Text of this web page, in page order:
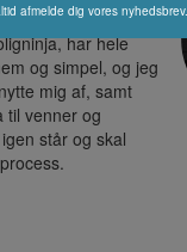
hjælp fra mit
har hele
og simpel, og jeg
mig af, samt
til venner og
står og skal
afmelde dig vores nyhedsbrev.